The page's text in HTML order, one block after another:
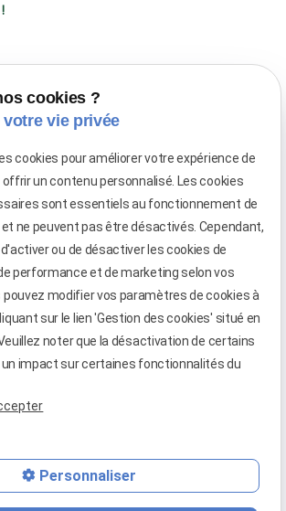
licenciement !
un évènement professionnel peut vous
au travail : Que faut-il savoir concernant
le lieu de travail ?
Voir toutes les actualités
cookies ?
vie privée
cookies pour améliorer votre expérience de
un contenu personnalisé. Les cookies
sont essentiels au fonctionnement de
ne peuvent pas être désactivés. Cependant,
ou de désactiver les cookies de
performance et de marketing selon vos
modifier vos paramètres de cookies à
sur le lien 'Gestion des cookies' situé en
noter que la désactivation de certains
impact sur certaines fonctionnalités du
Personnaliser